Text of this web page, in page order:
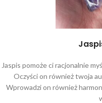
Jaspis pomoże ci racjonalnie
Oczyści on również twoja
Wprowadzi on również